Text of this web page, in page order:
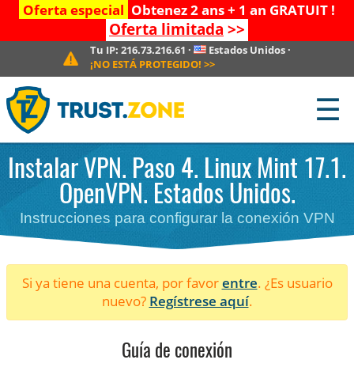
Oferta especial Obtenez 2 ans + 1 an GRATUIT !
Oferta limitada >>
Tu IP:216.73.216.61 · Estados Unidos·
¡NO ESTÁ PROTEGIDO! >>
☰
Instalar VPN. Paso 4. Linux Mint 17.1.
OpenVPN. Estados Unidos.
Instrucciones para configurar la conexión VPN
Si ya tiene una cuenta, por favorentre. ¿Es usuario
nuevo? Regístrese aquí.
Guía de conexión